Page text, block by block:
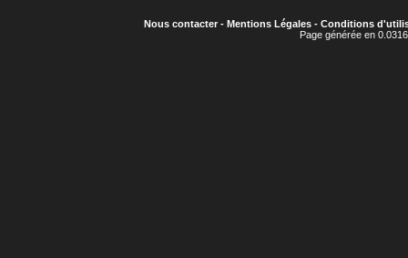
Nous contacter- Mentions Légales- Conditions
Page générée en